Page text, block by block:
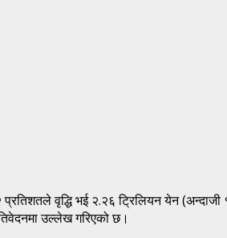
प्रतिशतले वृद्धि भई २.२६ ट्रिलियन येन
उल्लेख गरिएको छ।